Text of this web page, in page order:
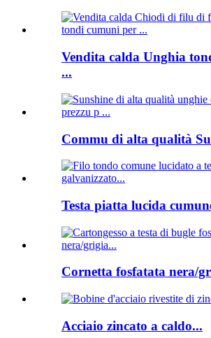
Vendita calda Unghia
...
Commu di alta qualità
Testa piatta lucida
Cornetta fosfatata nera/
Acciaio zincato a caldo...